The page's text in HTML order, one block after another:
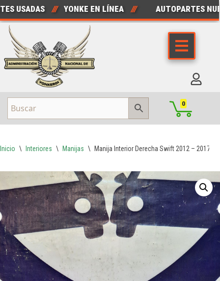
Saltar
al
contenido
/// YONKE EN LÍNEA /// AUTOPARTES
0
Inicio \ Interiores \ Manijas \ Manija Interior Derecha Swift 2012 – 2017